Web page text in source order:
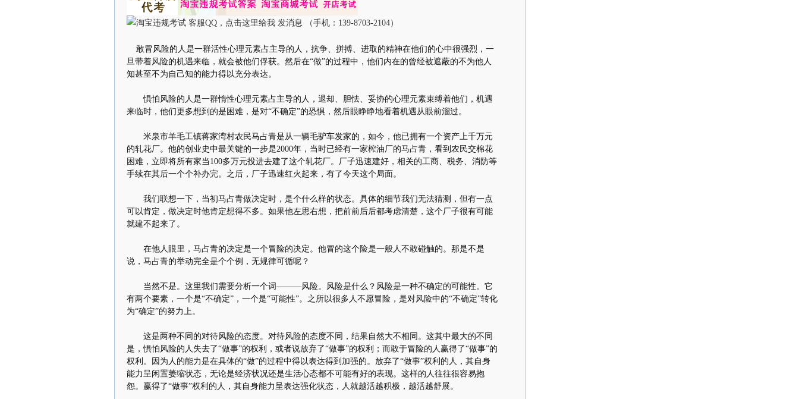
敢冒风险的人是一群活性心理元素占主导的人，抗争、拼搏、进取的精神在他们的心中很强烈，一
旦带着风险的机遇来临，就会被他们俘获。然后在“做”的过程中，他们内在的曾经被遮蔽的不为他人
知甚至不为自己知的能力得以充分表达。
惧怕风险的人是一群惰性心理元素占主导的人，退却、胆怯、妥协的心理元素束缚着他们，机遇
来临时，他们更多想到的是困难，是对“不确定”的恐惧，然后眼睁睁地看着机遇从眼前溜过。
米泉市羊毛工镇蒋家湾村农民马占青是从一辆毛驴车发家的，如今，他已拥有一个资产上千万元
的轧花厂。他的创业史中最关键的一步是2000年，当时已经有一家榨油厂的马占青，看到农民交棉花
困难，立即将所有家当100多万元投进去建了这个轧花厂。厂子迅速建好，相关的工商、税务、消防等
手续在其后一个个补办完。之后，厂子迅速红火起来，有了今天这个局面。
我们联想一下，当初马占青做决定时，是个什么样的状态。具体的细节我们无法猜测，但有一点
可以肯定，做决定时他肯定想得不多。如果他左思右想，把前前后后都考虑清楚，这个厂子很有可能
就建不起来了。
在他人眼里，马占青的决定是一个冒险的决定。他冒的这个险是一般人不敢碰触的。那是不是
说，马占青的举动完全是个个例，无规律可循呢？
当然不是。这里我们需要分析一个词———风险。风险是什么？风险是一种不确定的可能性。它
有两个要素，一个是“不确定”，一个是“可能性”。之所以很多人不愿冒险，是对风险中的“不确定”转化
为“确定”的努力上。
这是两种不同的对待风险的态度。对待风险的态度不同，结果自然大不相同。这其中最大的不同
是，惧怕风险的人失去了“做事”的权利，或者说放弃了“做事”的权利；而敢于冒险的人赢得了“做事”的
权利。因为人的能力是在具体的“做”的过程中得以表达得到加强的。放弃了“做事”权利的人，其自身
能力呈闲置萎缩状态，无论是经济状况还是生活心态都不可能有好的表现。这样的人往往很容易抱
怨。赢得了“做事”权利的人，其自身能力呈表达强化状态，人就越活越积极，越活越舒展。